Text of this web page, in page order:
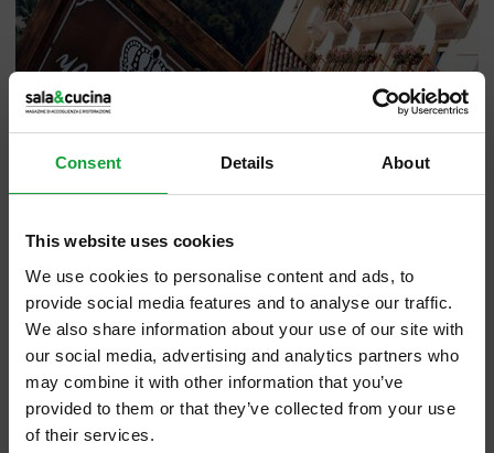
Consent Details About
This website uses cookies
We use cookies to personalise content and ads, to
provide social media features and to analyse our traffic.
We also share information about your use of our site with
our social media, advertising and analytics partners who
may combine it with other information that you’ve
provided to them or that they’ve collected from your use
of their services.
Al Corona Dolomites Hotel di Andalo, per
partecipare con gusto al "Settembre